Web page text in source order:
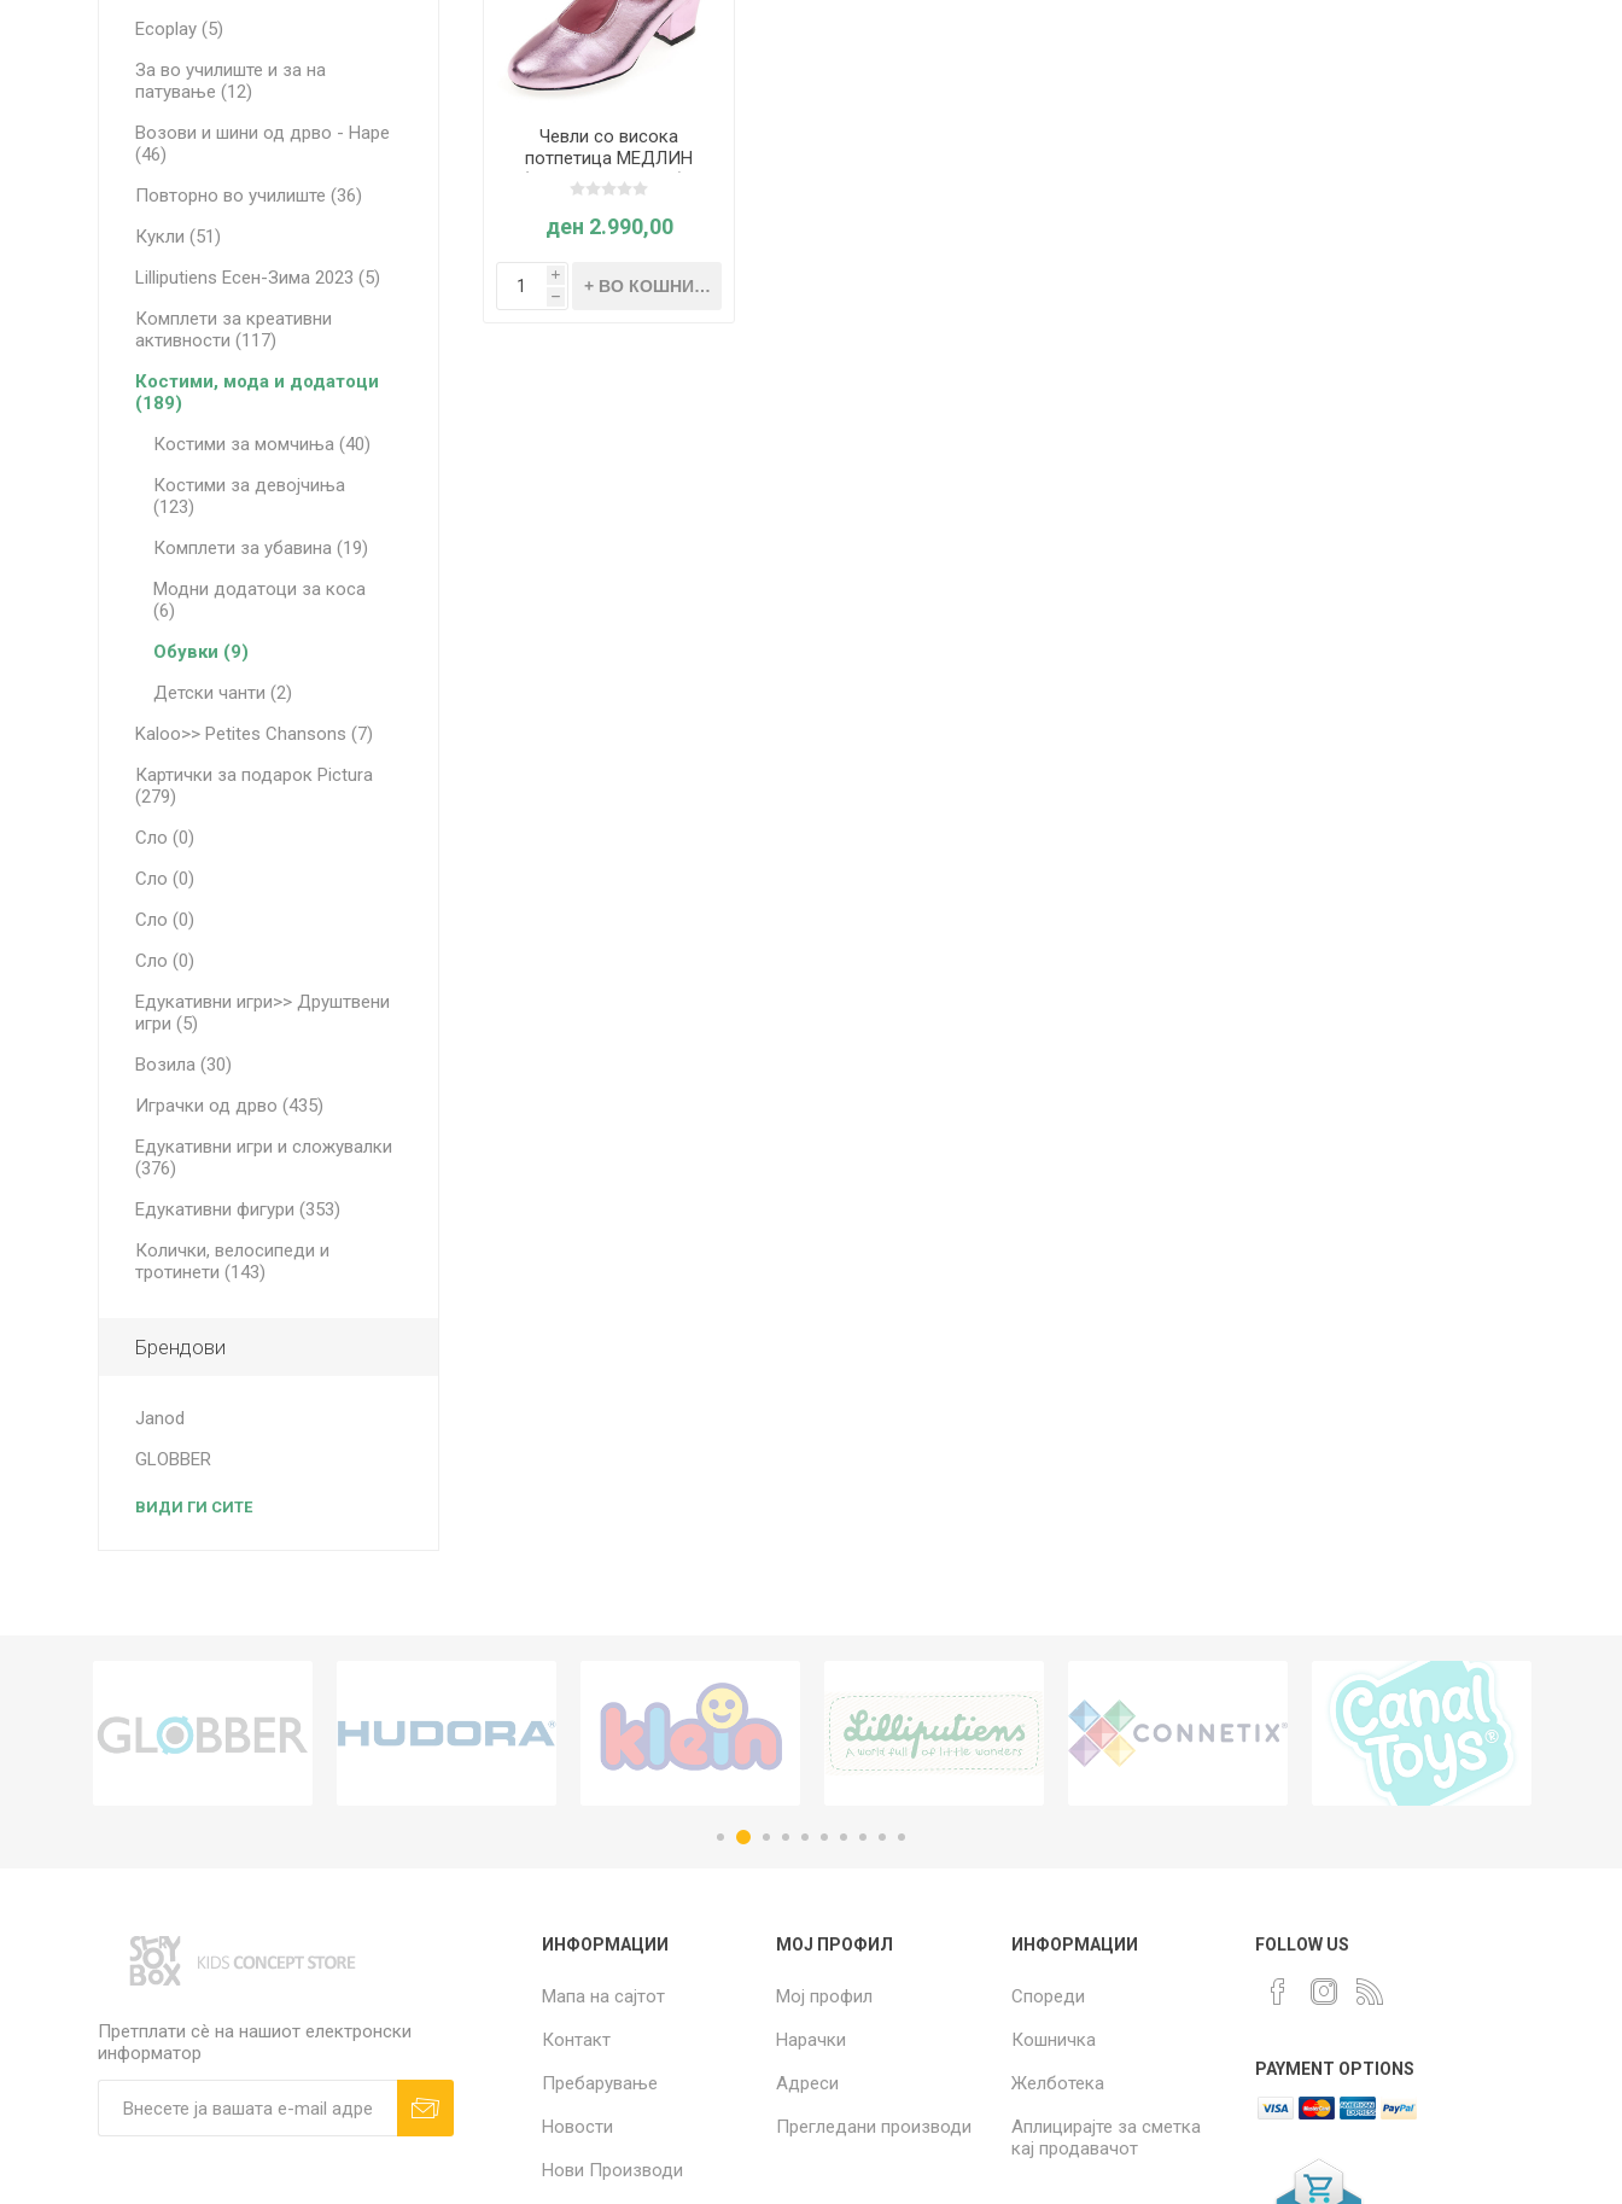
Чевли со висока
потпетица МЕДЛИН
(Розова-металик бр.
ден 2.990,00
i
h
Ecoplay (5)
За во училиште и за на
патување (12)
Возови и шини од дрво - Hape
(46)
Повторно во училиште (36)
Кукли (51)
Lilliputiens Есен-Зима 2023 (5)
Комплети за креативни
активности (117)
Костими, мода и додатоци
(189)
Костими за момчиња (40)
Костими за девојчиња
(123)
Комплети за убавина (19)
Модни додатоци за коса
(6)
Обувки (9)
Детски чанти (2)
Kaloo>> Petites Chansons (7)
Картички за подарок Pictura
(279)
Сло (0)
Сло (0)
Сло (0)
Сло (0)
Едукативни игри>> Друштвени
игри (5)
Возила (30)
Играчки од дрво (435)
Едукативни игри и сложувалки
(376)
Едукативни фигури (353)
Колички, велосипеди и
тротинети (143)
Брендови
Janod
GLOBBER
ВИДИ ГИ СИТЕ
Претплати сè на нашиот електронски
информатор
ИНФОРМАЦИИ
Мапа на сајтот
Контакт
Пребарување
Новости
Нови Производи
МОЈ ПРОФИЛ
Мој профил
Нарачки
Адреси
Прегледани производи
ИНФОРМАЦИИ
Спореди
Кошничка
Желботека
Аплицирајте за сметка
кај продавачот
FOLLOW US
PAYMENT OPTIONS